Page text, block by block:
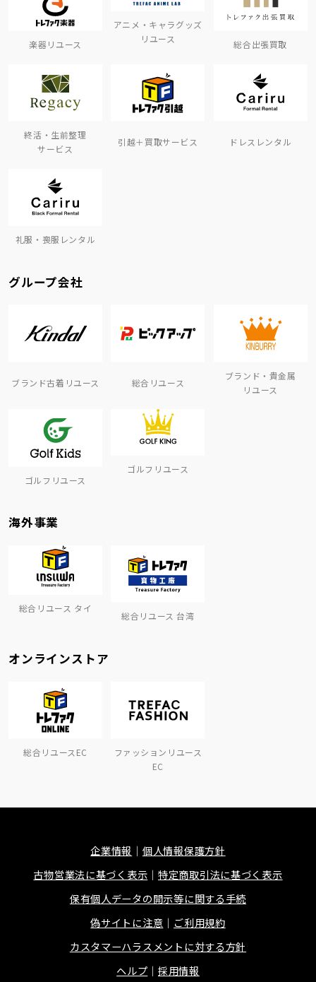
楽器リユース
アニメ・キャラグッズ
リユース
総合出張買取
終活・生前整理
サービス
引越＋買取サービス ドレスレンタル
礼服・喪服レンタル
グループ会社
ブランド古着リユース 総合リユース
ブランド・貴金属
リユース
ゴルフリユース
ゴルフリユース
海外事業
総合リユース タイ
総合リユース 台湾
オンラインストア
総合リユースEC
ファッションリユース
EC
企業情報
個人情報保護方針
古物営業法に基づく表示
特定商取引法に基づく表示
保有個人データの開示等に関する手続
偽サイトに注意
ご利用規約
カスタマーハラスメントに対する方針
ヘルプ
採用情報